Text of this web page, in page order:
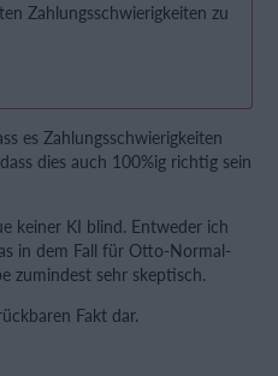
Zahlungsschwierigkeiten zu
es Zahlungsschwierigkeiten
dies auch 100%ig richtig sein
keiner KI blind. Entweder ich
in dem Fall für Otto-Normal-
zumindest sehr skeptisch.
Fakt dar.